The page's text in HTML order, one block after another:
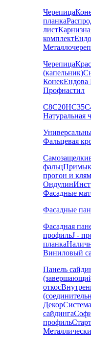
Черепица
планка
лист
комплект
Черепица
(капельник)
КонекЕндова
Профнастил
С8С20НС35
Натуральная
Фальцевая
фальц
прогон и
Ондулин
Фасадные
Фасадные
Фасадная
профильJ -
планка
Виниловый
Панель
откос
Декор
сайдинга
профиль